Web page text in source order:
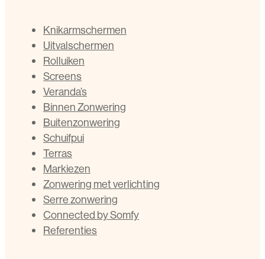
Knikarmschermen
Uitvalschermen
Rolluiken
Screens
Veranda’s
Binnen Zonwering
Buitenzonwering
Schuifpui
Terras
Markiezen
Zonwering met verlichting
Serre zonwering
Connected by Somfy
Referenties